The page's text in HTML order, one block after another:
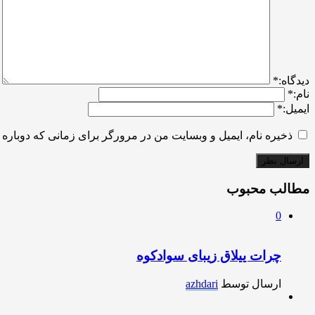
ديدگاه:*
نام:*
ایمیل:*
ذخیره نام، ایمیل و وبسایت من در مرورگر برای زمانی که
مطالب محبوب
0
چرات ییلاق زیبای سوادکوه
ارسال توسط azhdari